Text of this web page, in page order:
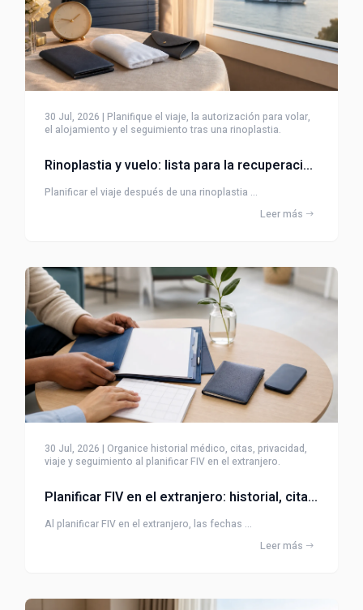
30 Jul, 2026 | Planifique el viaje, la autorización para volar,
el alojamiento y el seguimiento tras una rinoplastia.
Rinoplastia y vuelo: lista para la recuperación y el viaje
Planificar el viaje después de una rinoplastia ...
Leer más
30 Jul, 2026 | Organice historial médico, citas, privacidad,
viaje y seguimiento al planificar FIV en el extranjero.
Planificar FIV en el extranjero: historial, citas y seguimiento
Al planificar FIV en el extranjero, las fechas ...
Leer más